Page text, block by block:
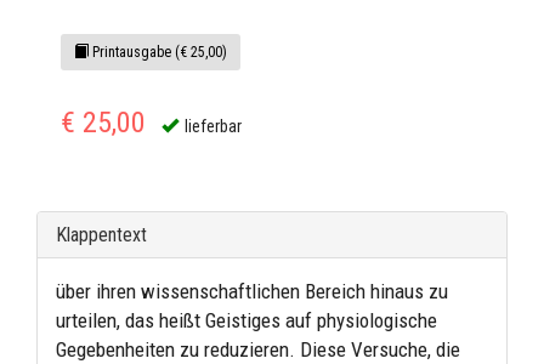
Printausgabe (€ 25,00)
€ 25,00 lieferbar
Klappentext
über ihren wissenschaftlichen Bereich hinaus zu
urteilen, das heißt Geistiges auf physiologische
Gegebenheiten zu reduzieren. Diese Versuche, die